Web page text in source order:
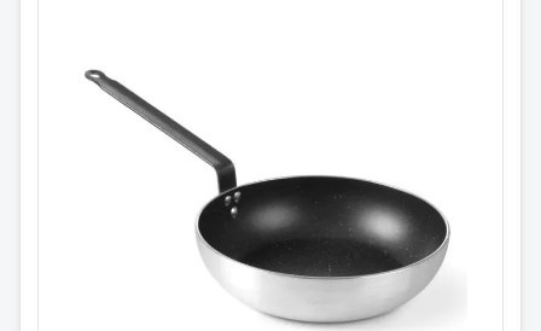
Wokpanne
⌀280 mm.